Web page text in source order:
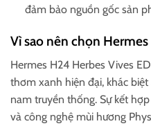
đảm bảo nguồn gốc sản
Vì sao nên chọn
Hermes H24 Herbes Vives
thơm xanh hiện đại, khác
nam truyền thống. Sự kết
và công nghệ mùi hương